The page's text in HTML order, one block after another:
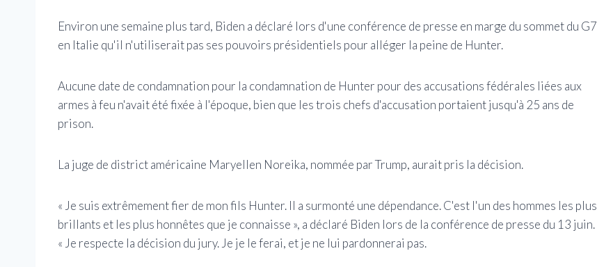
Environ une semaine plus tard, Biden a déclaré lors d'une conférence de presse en marge du sommet du G7
en Italie qu'il n'utiliserait pas ses pouvoirs présidentiels pour alléger la peine de Hunter.
Aucune date de condamnation pour la condamnation de Hunter pour des accusations fédérales liées aux
armes à feu n'avait été fixée à l'époque, bien que les trois chefs d'accusation portaient jusqu'à 25 ans de
prison.
La juge de district américaine Maryellen Noreika, nommée par Trump, aurait pris la décision.
« Je suis extrêmement fier de mon fils Hunter. Il a surmonté une dépendance. C'est l'un des hommes les plus
brillants et les plus honnêtes que je connaisse », a déclaré Biden lors de la conférence de presse du 13 juin.
« Je respecte la décision du jury. Je je le ferai, et je ne lui pardonnerai pas.